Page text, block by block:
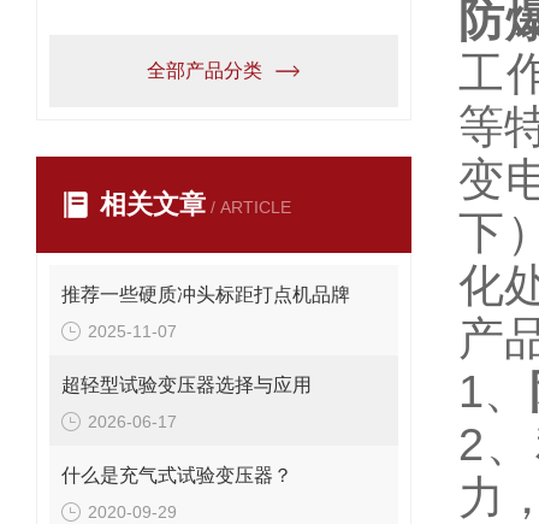
全部产品分类
相关文章 / ARTICLE
推荐一些硬质冲头标距打点机品牌
2025-11-07
超轻型试验变压器选择与应用
2026-06-17
什么是充气式试验变压器？
2020-09-29
防
工
等
变
下
化
产
1、
2
力